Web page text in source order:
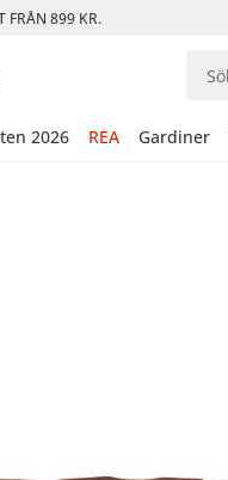
FRÅN 899 KR.
2026 REA Gardiner